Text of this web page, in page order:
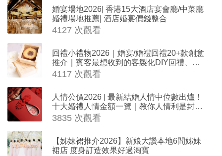
婚宴場地2026| 香港15大酒店宴會廳/中菜廳
婚禮場地推薦| 酒店婚宴價錢整合
4127 次觀看
回禮小禮物2026｜婚宴/婚禮回禮20+款創意
推介｜賓客最想收到的客製化DIY回禮、姊
妹禮物（持續更新）
4117 次觀看
人情公價2026 | 最新結婚人情中位數出爐！
十大婚禮人情金額一覽｜教你人情利是封寫
法
3835 次觀看
【姊妹裙推介2026】新娘大讚本地6間姊妹
裙店 度身訂造效果好過淘寶